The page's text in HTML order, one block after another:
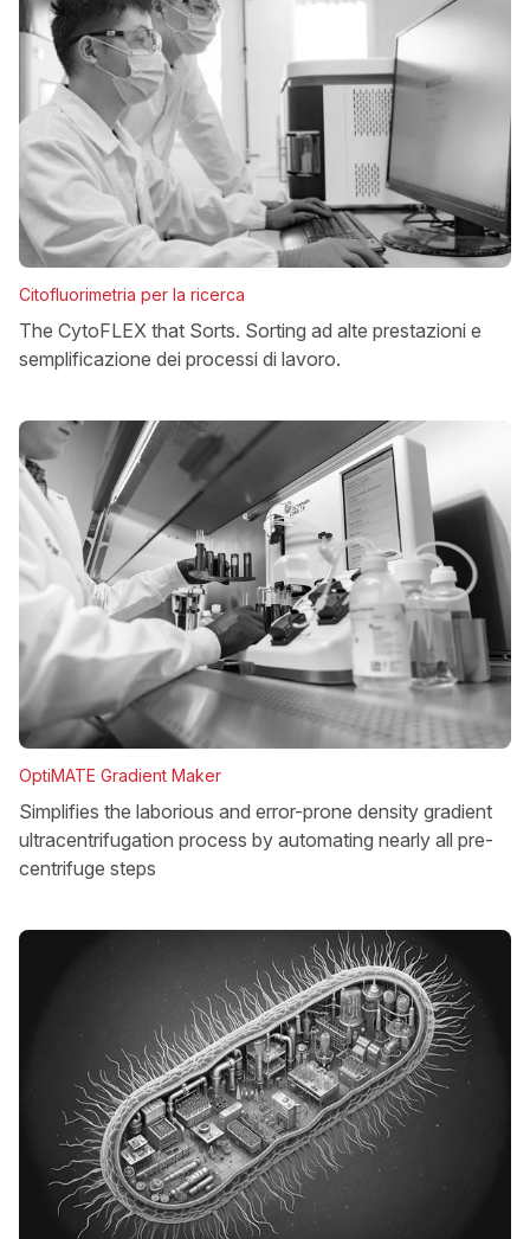
Citofluorimetria per la ricerca
The CytoFLEX that Sorts. Sorting ad alte prestazioni e
semplificazione dei processi di lavoro.
OptiMATE Gradient Maker
Simplifies the laborious and error-prone density gradient
ultracentrifugation process by automating nearly all pre-
centrifuge steps